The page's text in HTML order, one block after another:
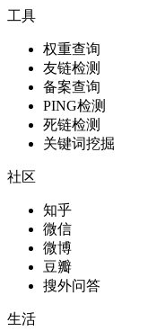
工具
权重查询
友链检测
备案查询
PING检测
死链检测
关键词挖掘
社区
知乎
微信
微博
豆瓣
搜外问答
生活